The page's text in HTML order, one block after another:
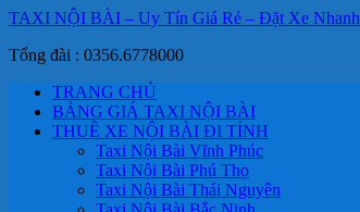
TAXI NỘI BÀI – Uy Tín Giá Rẻ – Đặt Xe Nhanh
Tổng đài : 0356.6778000
TRANG CHỦ
BẢNG GIÁ TAXI NỘI BÀI
THUÊ XE NỘI BÀI ĐI TỈNH
Taxi Nội Bài Vĩnh Phúc
Taxi Nội Bài Phú Thọ
Taxi Nội Bài Thái Nguyên